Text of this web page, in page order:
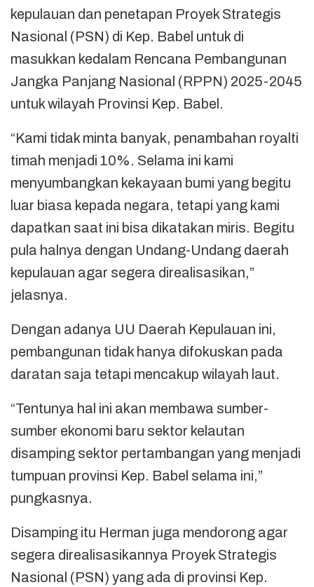
kepulauan dan penetapan Proyek Strategis
Nasional (PSN) di Kep. Babel untuk di
masukkan kedalam Rencana Pembangunan
Jangka Panjang Nasional (RPPN) 2025-2045
untuk wilayah Provinsi Kep. Babel.
“Kami tidak minta banyak, penambahan royalti
timah menjadi 10%. Selama ini kami
menyumbangkan kekayaan bumi yang begitu
luar biasa kepada negara, tetapi yang kami
dapatkan saat ini bisa dikatakan miris. Begitu
pula halnya dengan Undang-Undang daerah
kepulauan agar segera direalisasikan,”
jelasnya.
Dengan adanya UU Daerah Kepulauan ini,
pembangunan tidak hanya difokuskan pada
daratan saja tetapi mencakup wilayah laut.
“Tentunya hal ini akan membawa sumber-
sumber ekonomi baru sektor kelautan
disamping sektor pertambangan yang menjadi
tumpuan provinsi Kep. Babel selama ini,”
pungkasnya.
Disamping itu Herman juga mendorong agar
segera direalisasikannya Proyek Strategis
Nasional (PSN) yang ada di provinsi Kep.